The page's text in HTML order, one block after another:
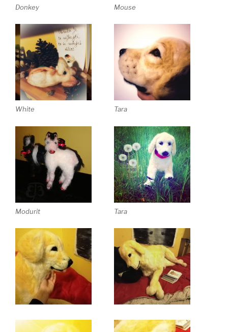
Donkey Mouse
White Tara
Modurit Tara